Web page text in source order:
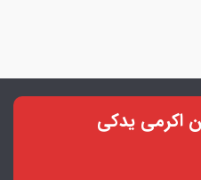
اکرمی یدکی